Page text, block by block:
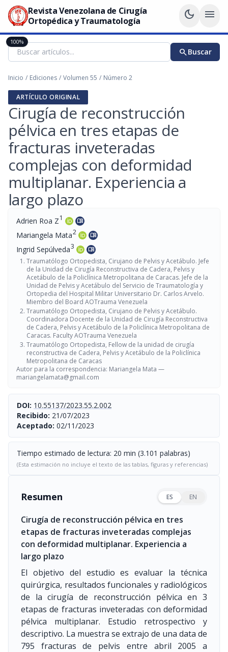
Revista Venezolana de Cirugía
Ortopédica y Traumatología
dark_mode menu
searchBuscar
Inicio / Ediciones / Volumen 55 / Número 2
ARTÍCULO ORIGINAL
Cirugía de reconstrucción
pélvica en tres etapas de
fracturas inveteradas
complejas con deformidad
multiplanar. Experiencia a
largo plazo
Adrien Roa Z1 menu_book
Mariangela Mata2 menu_book
Ingrid Sepúlveda3 menu_book
Traumatólogo Ortopedista, Cirujano de Pelvis y Acetábulo. Jefe
de la Unidad de Cirugía Reconstructiva de Cadera, Pelvis y
Acetábulo de la Policlínica Metropolitana de Caracas. Jefe de la
Unidad de Pelvis y Acetábulo del Servicio de Traumatología y
Ortopedia del Hospital Militar Universitario Dr. Carlos Arvelo.
Miembro del Board AOTrauma Venezuela
Traumatólogo Ortopedista, Cirujano de Pelvis y Acetábulo.
Coordinadora Docente de la Unidad de Cirugía Reconstructiva
de Cadera, Pelvis y Acetábulo de la Policlínica Metropolitana de
Caracas. Faculty AOTrauma Venezuela
Traumatólogo Ortopedista, Fellow de la unidad de cirugía
reconstructiva de Cadera, Pelvis y Acetábulo de la Policlínica
Metropolitana de Caracas
Autor para la correspondencia: Mariangela Mata —
mariangelamata@gmail.com
DOI: 10.55137/2023.55.2.002
Recibido: 21/07/2023
Aceptado: 02/11/2023
Tiempo estimado de lectura: 20 min (3.101 palabras)
(Esta estimación no incluye el texto de las tablas, figuras y referencias)
Resumen ES EN
Cirugía de reconstrucción pélvica en tres
etapas de fracturas inveteradas complejas
con deformidad multiplanar. Experiencia a
largo plazo
El objetivo del estudio es evaluar la técnica
quirúrgica, resultados funcionales y radiológicos
de la cirugía de reconstrucción pélvica en 3
etapas de fracturas inveteradas con deformidad
pélvica multiplanar. Estudio retrospectivo y
descriptivo. La muestra se extrajo de una data de
795 fracturas de pelvis entre abril 2005 a
100%